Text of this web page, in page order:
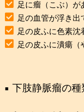
足に瘤（こぶ）が
足の血管が浮き出
足の皮ふに色素沈
足の皮ふに潰瘍（
下肢静脈瘤の種